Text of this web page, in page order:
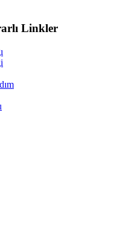
Linkler